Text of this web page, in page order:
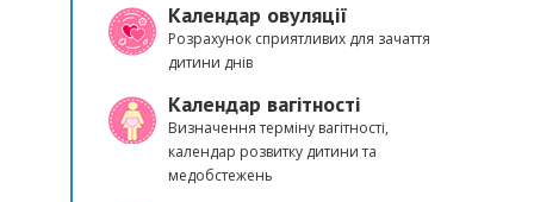
Календар овуляції
Розрахунок сприятливих для зачаття
дитини днів
Календар вагітності
Визначення терміну вагітності,
календар розвитку дитини та
медобстежень